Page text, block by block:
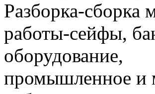
Разборка-сборка
работы-сейфы,
оборудование,
промышленное и